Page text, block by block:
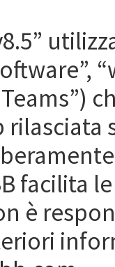
facilita
è